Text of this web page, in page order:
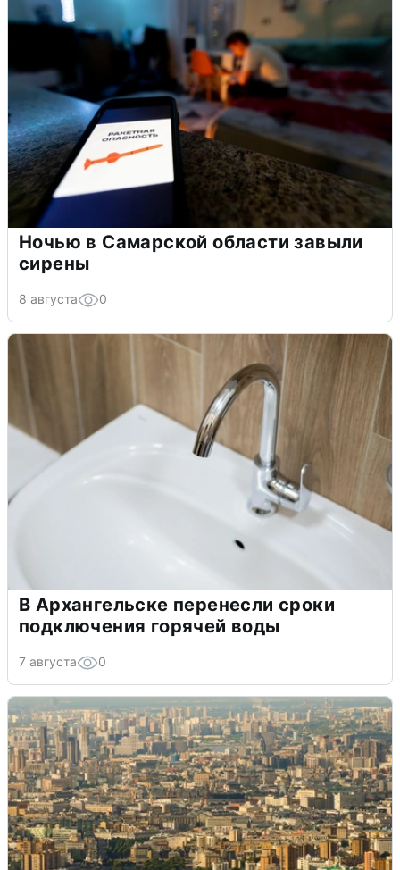
Ночью в Самарской области завыли
сирены
8 августа 0
В Архангельске перенесли сроки
подключения горячей воды
7 августа 0